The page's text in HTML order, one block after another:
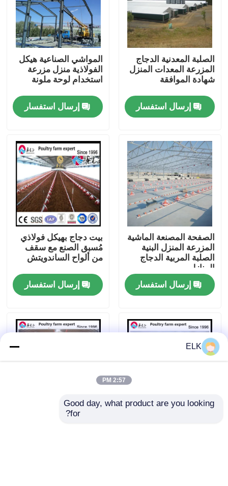
المنزل
المنتجات
حولنا
جولة في المصنع
مراقبة الجودة
اتصل بنا
الصلبة المعدنية الدجاج
المزرعة المعدات المنزل
شهادة الموافقة
إرسال استفسار
المواشي الصناعية هيكل
الفولاذية منزل مزرعة
استخدام لوحة ملونة
إرسال استفسار
الصفحة المصنعة الماشية
المزرعة المنزل البنية
الصلبة المربية الدجاج
المنازل
إرسال استفسار
بيت دجاج بهيكل فولاذي
مُسبق الصنع مع سقف
من ألواح الساندويتش
إرسال استفسار
منزل الدواجن الفولاذي
ELK
2:57 PM
Good day, what product are you looking
for?